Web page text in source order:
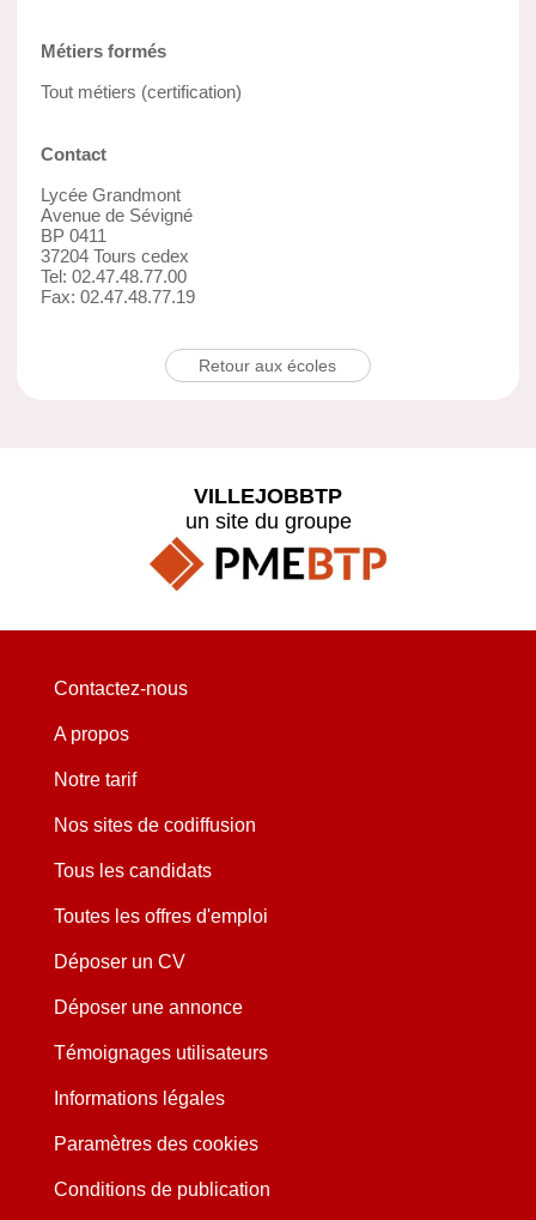
Métiers formés
Tout métiers (certification)
Contact
Lycée Grandmont
Avenue de Sévigné
BP 0411
37204 Tours cedex
Tel: 02.47.48.77.00
Fax: 02.47.48.77.19
Retour aux écoles
VILLEJOBBTP
un site du groupe
Contactez-nous
A propos
Notre tarif
Nos sites de codiffusion
Tous les candidats
Toutes les offres d'emploi
Déposer un CV
Déposer une annonce
Témoignages utilisateurs
Informations légales
Paramètres des cookies
Conditions de publication